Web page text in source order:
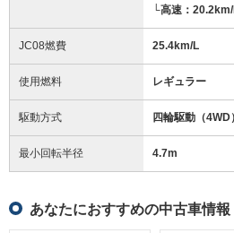
└高速：
JC08燃費 25.4km/L
使用燃料 レギュラー
駆動方式 四輪駆動（4WD）
最小回転半径 4.7m
あなたにおすすめの中古車情報